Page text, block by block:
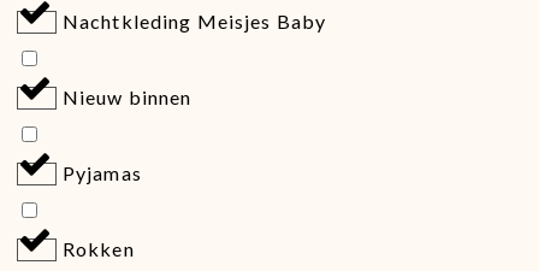
Nachtkleding Meisjes Baby
Nieuw binnen
Pyjamas
Rokken